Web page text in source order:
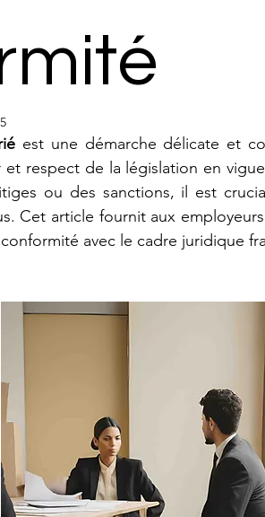
est une démarche délicate et
respect de la législation en
ou des sanctions, il est
Cet article fournit aux
avec le cadre juridique